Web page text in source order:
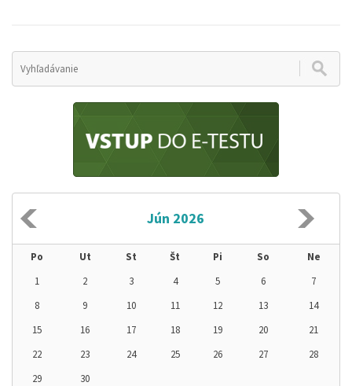
Jún 2026
Po Ut St Št Pi So
Ne
1
2 3 4 5 6
7
8
9 10 11 12 13
14
15
16 17 18 19 20
21
22
23 24 25 26 27
28
29
30